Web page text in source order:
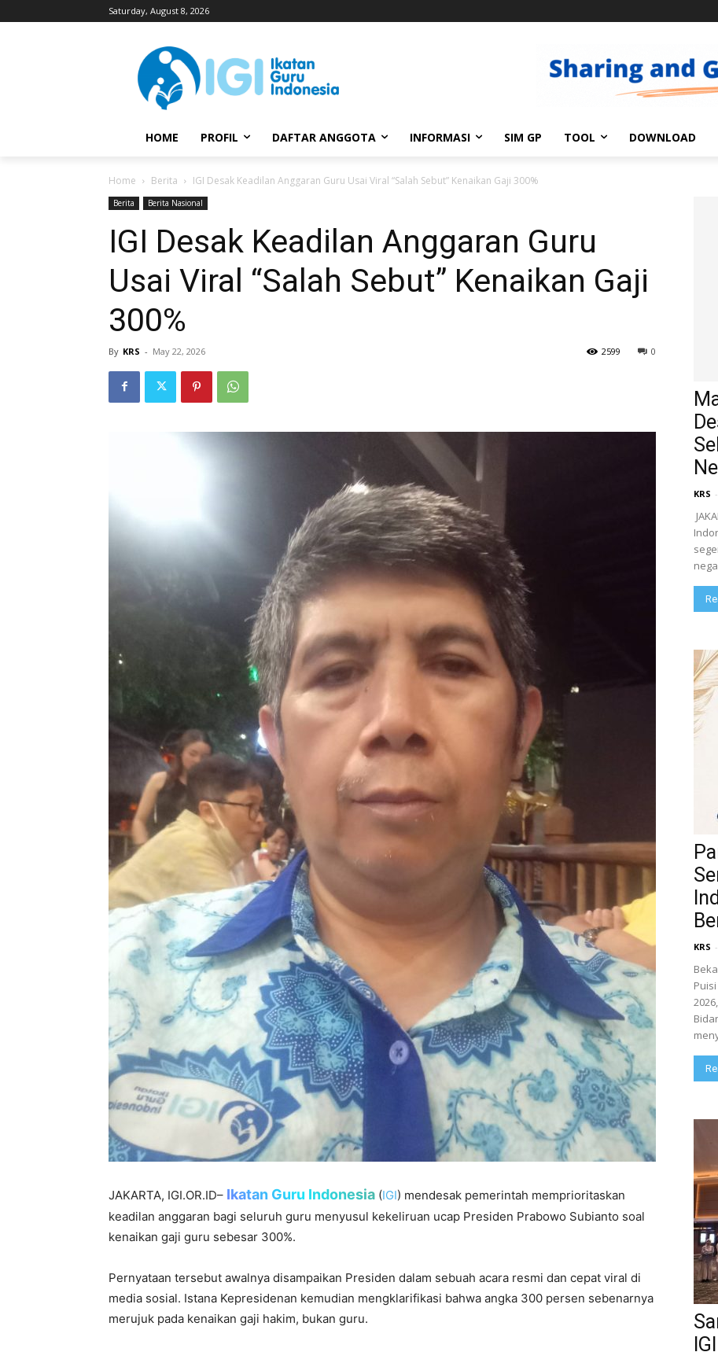
Saturday, August 8, 2026
HOME PROFIL DAFTAR ANGGOTA INFORMASI SIM GP TOOL DOWNLOAD
Home Berita IGI Desak Keadilan Anggaran Guru Usai Viral “Salah Sebut” Kenaikan Gaji 300%
Berita Berita Nasional
IGI Desak Keadilan Anggaran Guru
Usai Viral “Salah Sebut” Kenaikan Gaji
300%
By KRS - May 22, 2026 0
2599
JAKARTA, IGI.OR.ID– Ikatan Guru Indonesia (IGI) mendesak pemerintah memprioritaskan
keadilan anggaran bagi seluruh guru menyusul kekeliruan ucap Presiden Prabowo Subianto soal
kenaikan gaji guru sebesar 300%.
Pernyataan tersebut awalnya disampaikan Presiden dalam sebuah acara resmi dan cepat viral di
media sosial. Istana Kepresidenan kemudian mengklarifikasi bahwa angka 300 persen sebenarnya
merujuk pada kenaikan gaji hakim, bukan guru.
KRS -
KRS -